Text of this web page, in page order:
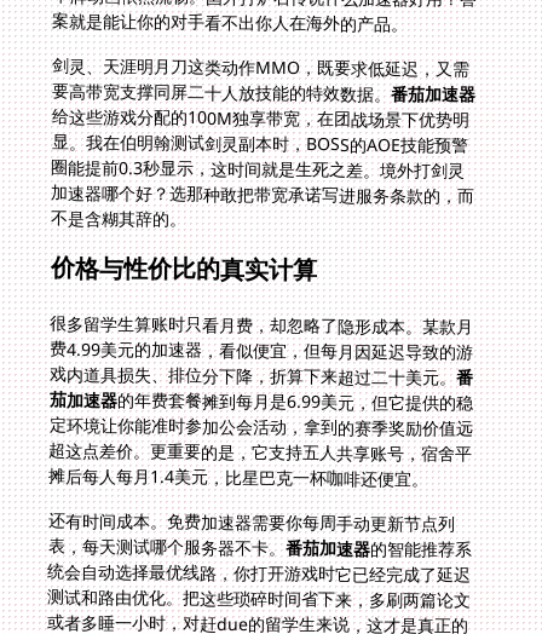
案就是能让你的对手看不出你人在海外的产品。
剑灵、天涯明月刀这类动作MMO，既要求低延迟，又需
要高带宽支撑同屏二十人放技能的特效数据。番茄加速器
给这些游戏分配的100M独享带宽，在团战场景下优势明
显。我在伯明翰测试剑灵副本时，BOSS的AOE技能预警
圈能提前0.3秒显示，这时间就是生死之差。境外打剑灵
加速器哪个好？选那种敢把带宽承诺写进服务条款的，而
不是含糊其辞的。
价格与性价比的真实计算
很多留学生算账时只看月费，却忽略了隐形成本。某款月
费4.99美元的加速器，看似便宜，但每月因延迟导致的游
戏内道具损失、排位分下降，折算下来超过二十美元。番
茄加速器的年费套餐摊到每月是6.99美元，但它提供的稳
定环境让你能准时参加公会活动，拿到的赛季奖励价值远
超这点差价。更重要的是，它支持五人共享账号，宿舍平
摊后每人每月1.4美元，比星巴克一杯咖啡还便宜。
还有时间成本。免费加速器需要你每周手动更新节点列
表，每天测试哪个服务器不卡。番茄加速器的智能推荐系
统会自动选择最优线路，你打开游戏时它已经完成了延迟
测试和路由优化。把这些琐碎时间省下来，多刷两篇论文
或者多睡一小时，对赶due的留学生来说，这才是真正的